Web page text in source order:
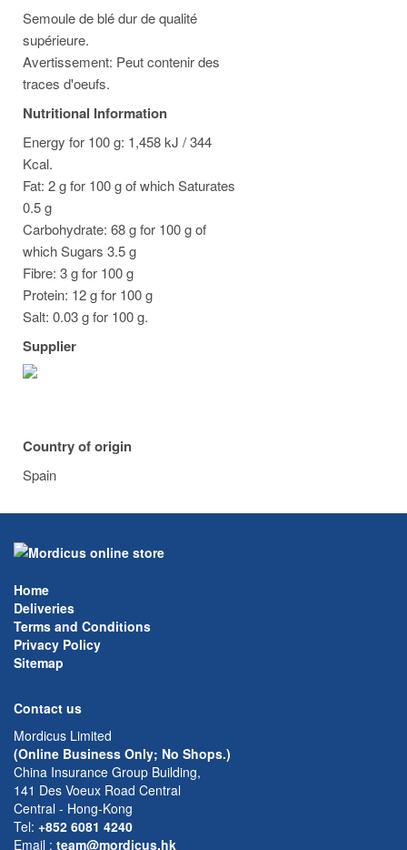
Semoule de blé dur de qualité
supérieure.
Avertissement: Peut contenir des
traces d'oeufs.
Nutritional Information
Energy for 100 g: 1,458 kJ / 344
Kcal.
Fat: 2 g for 100 g of which Saturates
0.5 g
Carbohydrate: 68 g for 100 g of
which Sugars 3.5 g
Fibre: 3 g for 100 g
Protein: 12 g for 100 g
Salt: 0.03 g for 100 g.
Supplier
Country of origin
Spain
Home
Deliveries
Terms and Conditions
Privacy Policy
Sitemap
Contact us
Mordicus Limited
(Online Business Only; No Shops.)
China Insurance Group Building,
141 Des Voeux Road Central
Central - Hong-Kong
Tel: +852 6081 4240
Email : team@mordicus.hk